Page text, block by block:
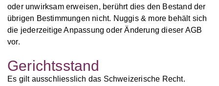
oder unwirksam erweisen, berührt dies den Bestand der
übrigen Bestimmungen nicht. Nuggis & more behält sich
die jederzeitige Anpassung oder Änderung dieser AGB
vor.
Gerichtsstand
Es gilt ausschliesslich das Schweizerische Recht.